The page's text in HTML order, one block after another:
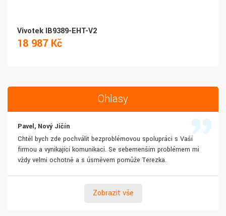
Vivotek IB9389-EHT-V2
18 987 Kč
Ohlasy
Pavel, Nový Jičín
Chtěl bych zde pochválit bezproblémovou spolupráci s Vaší
firmou a vynikající komunikaci. Se sebemenším problémem mi
vždy velmi ochotně a s úsměvem pomůže Terezka.
Zobrazit vše